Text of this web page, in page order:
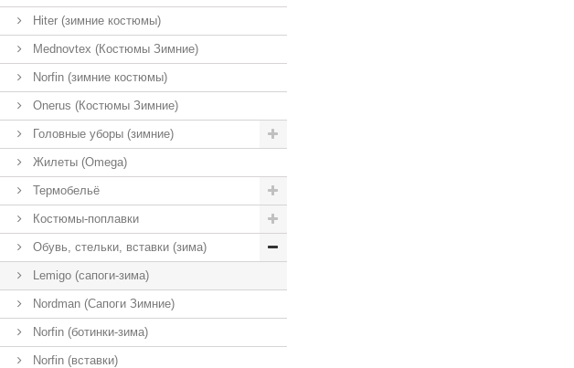
Hiter (зимние костюмы)
Mednovtex (Костюмы Зимние)
Norfin (зимние костюмы)
Onerus (Костюмы Зимние)
Головные уборы (зимние)
Жилеты (Omega)
Термобельё
Костюмы-поплавки
Обувь, стельки, вставки (зима)
Lemigo (сапоги-зима)
Nordman (Сапоги Зимние)
Norfin (ботинки-зима)
Norfin (вставки)